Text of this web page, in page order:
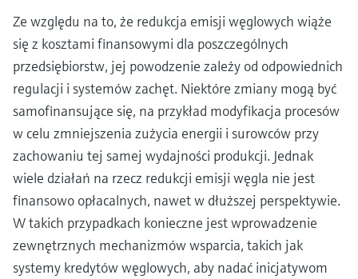
Ze względu na to, że redukcja emisji węglowych wiąże
się z kosztami finansowymi dla poszczególnych
przedsiębiorstw, jej powodzenie zależy od odpowiednich
regulacji i systemów zachęt. Niektóre zmiany mogą być
samofinansujące się, na przykład modyfikacja procesów
w celu zmniejszenia zużycia energii i surowców przy
zachowaniu tej samej wydajności produkcji. Jednak
wiele działań na rzecz redukcji emisji węgla nie jest
finansowo opłacalnych, nawet w dłuższej perspektywie.
W takich przypadkach konieczne jest wprowadzenie
zewnętrznych mechanizmów wsparcia, takich jak
systemy kredytów węglowych, aby nadać inicjatywom